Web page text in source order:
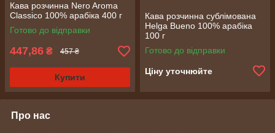
Кава розчинна Nero Aroma
Classico 100% арабіка 400 г
Готово до відправки
447,86 ₴ 457 ₴
Купити
Кава розчинна сублімована
Helga Bueno 100% арабіка
100 г
Готово до відправки
Ціну уточнюйте
Про нас